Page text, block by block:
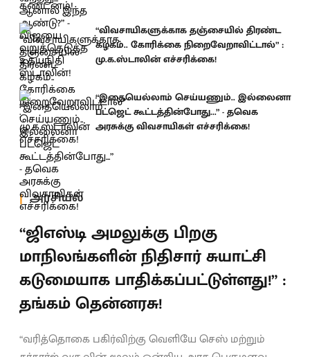
“விவசாயிகளுக்காக தஞ்சையில் திரண்ட
கழகம்.. கோரிக்கை நிறைவேறாவிட்டால்” :
மு.க.ஸ்டாலின் எச்சரிக்கை!
“இதையெல்லாம் செய்யணும்.. இல்லைனா
பட்ஜெட் கூட்டத்தின்போது...” - தவெக
அரசுக்கு விவசாயிகள் எச்சரிக்கை!
அரசியல்
“ஜிஎஸ்டி அமலுக்கு பிறகு
மாநிலங்களின் நிதிசார் சுயாட்சி
கடுமையாக பாதிக்கப்பட்டுள்ளது!” :
தங்கம் தென்னரசு!
“வரித்தொகை பகிர்விற்கு வெளியே செஸ் மற்றும்